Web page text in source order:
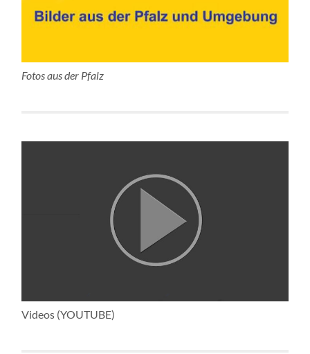
Fotos aus der Pfalz
Videos (YOUTUBE)